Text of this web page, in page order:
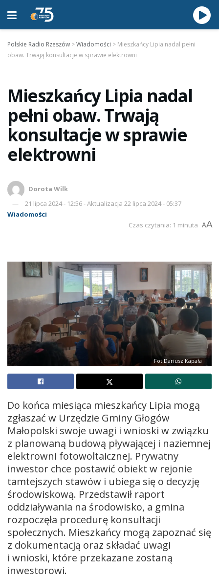
Polskie Radio Rzeszów >Wiadomości > Mieszkańcy Lipia nadal pełni
obaw. Trwają konsultacje w sprawie elektrowni
Mieszkańcy Lipia nadal
pełni obaw. Trwają
konsultacje w sprawie
elektrowni
Dorota Wilk
21 lipca 2024 - 12:56 - Aktualizacja 22 lipca 2024 - 05:37
Wiadomości
Czas czytania: 1 minuta AA
Fot Dariusz Kapała
Do końca miesiąca mieszkańcy Lipia mogą
zgłaszać w Urzędzie Gminy Głogów
Małopolski swoje uwagi i wnioski w związku
z planowaną budową pływającej i naziemnej
elektrowni fotowoltaicznej. Prywatny
inwestor chce postawić obiekt w rejonie
tamtejszych stawów i ubiega się o decyzję
środowiskową. Przedstawił raport
oddziaływania na środowisko, a gmina
rozpoczęła procedurę konsultacji
społecznych. Mieszkańcy mogą zapoznać się
z dokumentacją oraz składać uwagi
i wnioski, które przekazane zostaną
inwestorowi.